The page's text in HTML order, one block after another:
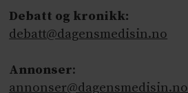
Debatt og kronikk:
debatt@dagensmedisin.no
Annonser:
annonser@dagensmedisin.no